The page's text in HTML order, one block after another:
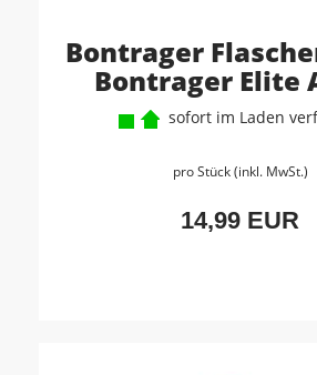
Bontrager
Bontrager Elite
sofort im Laden
pro Stück (inkl. MwSt.)
14,99 EUR